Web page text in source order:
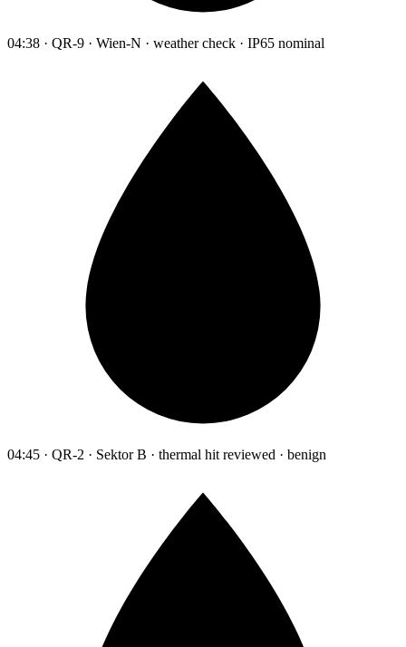
04:38 · QR-9 · Wien-N · weather check · IP65 nominal
04:45 · QR-2 · Sektor B · thermal hit reviewed · benign